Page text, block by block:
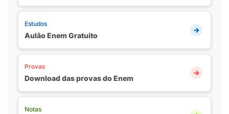
Estudos
Aulão Enem Gratuito
Provas
Download das provas do Enem
Notas